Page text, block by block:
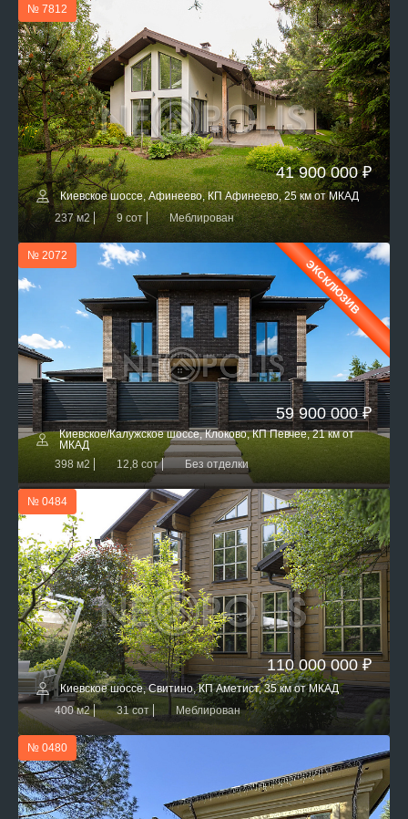
№ 7812
41 900 000 ₽
Киевское шоссе, Афинеево, КП Афинеево, 25 км от МКАД
237 м2
9 сот Меблирован
№ 2072
ЭКСКЛЮЗИВ
59 900 000 ₽
Киевское/Калужское шоссе, Клоково, КП Певчее, 21 км от
МКАД
398 м2
12,8 сот Без отделки
№ 0484
110 000 000 ₽
Киевское шоссе, Свитино, КП Аметист, 35 км от МКАД
400 м2
31 сот Меблирован
№ 0480